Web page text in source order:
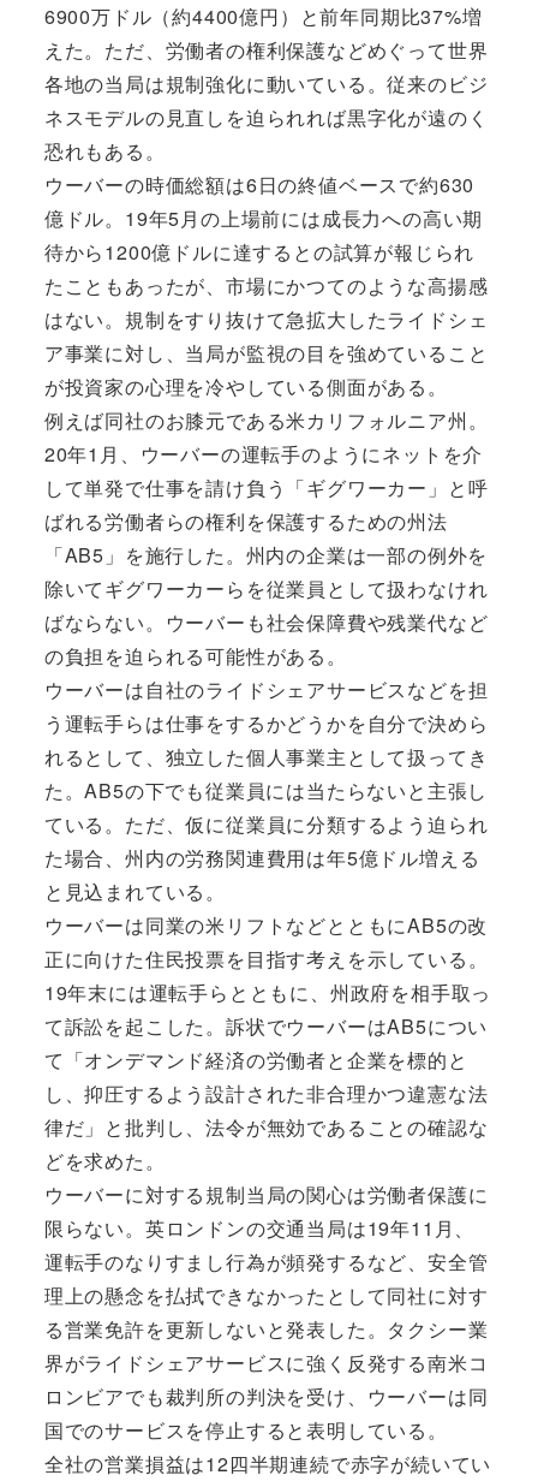
6900万ドル（約4400億円）と前年同期比37%増
えた。ただ、労働者の権利保護などめぐって世界
各地の当局は規制強化に動いている。従来のビジ
ネスモデルの見直しを迫られれば黒字化が遠のく
恐れもある。
ウーバーの時価総額は6日の終値ベースで約630
億ドル。19年5月の上場前には成長力への高い期
待から1200億ドルに達するとの試算が報じられ
たこともあったが、市場にかつてのような高揚感
はない。規制をすり抜けて急拡大したライドシェ
ア事業に対し、当局が監視の目を強めていること
が投資家の心理を冷やしている側面がある。
例えば同社のお膝元である米カリフォルニア州。
20年1月、ウーバーの運転手のようにネットを介
して単発で仕事を請け負う「ギグワーカー」と呼
ばれる労働者らの権利を保護するための州法
「AB5」を施行した。州内の企業は一部の例外を
除いてギグワーカーらを従業員として扱わなけれ
ばならない。ウーバーも社会保障費や残業代など
の負担を迫られる可能性がある。
ウーバーは自社のライドシェアサービスなどを担
う運転手らは仕事をするかどうかを自分で決めら
れるとして、独立した個人事業主として扱ってき
た。AB5の下でも従業員には当たらないと主張し
ている。ただ、仮に従業員に分類するよう迫られ
た場合、州内の労務関連費用は年5億ドル増える
と見込まれている。
ウーバーは同業の米リフトなどとともにAB5の改
正に向けた住民投票を目指す考えを示している。
19年末には運転手らとともに、州政府を相手取っ
て訴訟を起こした。訴状でウーバーはAB5につい
て「オンデマンド経済の労働者と企業を標的と
し、抑圧するよう設計された非合理かつ違憲な法
律だ」と批判し、法令が無効であることの確認な
どを求めた。
ウーバーに対する規制当局の関心は労働者保護に
限らない。英ロンドンの交通当局は19年11月、
運転手のなりすまし行為が頻発するなど、安全管
理上の懸念を払拭できなかったとして同社に対す
る営業免許を更新しないと発表した。タクシー業
界がライドシェアサービスに強く反発する南米コ
ロンビアでも裁判所の判決を受け、ウーバーは同
国でのサービスを停止すると表明している。
全社の営業損益は12四半期連続で赤字が続いてい